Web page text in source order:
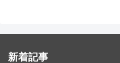
新着記事